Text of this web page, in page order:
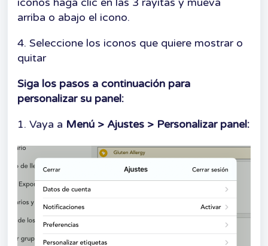
arriba o abajo el icono.
4. Seleccione los iconos que quiere mostrar o
quitar
Siga los pasos a continuación para
personalizar su panel:
1. Vaya a Menú > Ajustes > Personalizar panel: